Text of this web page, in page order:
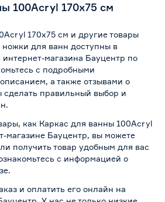
100Acryl 170х75 см
170х75 см и другие товары
ножки для ванн доступны в
интернет-магазина Бауцентр по
с подробными
а также отзывами о
сделать правильный выбор и
как Каркас для ванны 100Acryl
магазине Бауцентр, вы можете
получить товар удобным для вас
с информацией о
.
и оплатить его онлайн на